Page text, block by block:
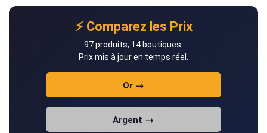
⚡ Comparez les Prix
97 produits, 14 boutiques.
Prix mis à jour en temps réel.
Or →
Argent →